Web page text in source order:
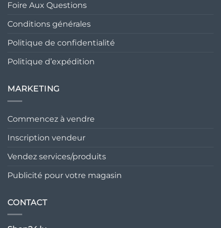
Foire Aux Questions
Conditions générales
Politique de confidentialité
Politique d’expédition
MARKETING
Commencez à vendre
Inscription vendeur
Vendez services/produits
Publicité pour votre magasin
CONTACT